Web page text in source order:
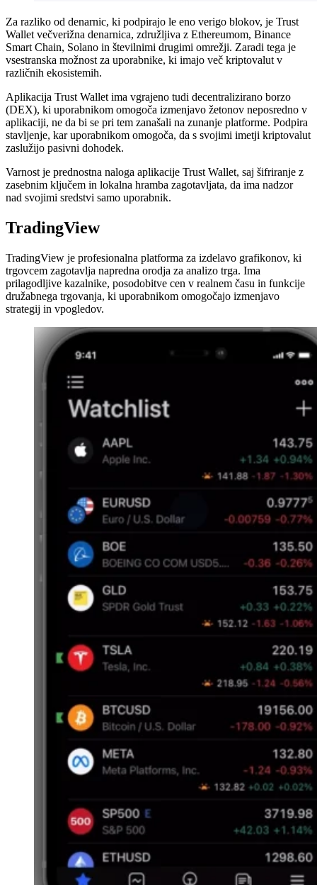
Za razliko od denarnic, ki podpirajo le eno verigo blokov, je Trust
Wallet večverižna denarnica, združljiva z Ethereumom, Binance
Smart Chain, Solano in številnimi drugimi omrežji. Zaradi tega je
vsestranska možnost za uporabnike, ki imajo več kriptovalut v
različnih ekosistemih.
Aplikacija Trust Wallet ima vgrajeno tudi decentralizirano borzo
(DEX), ki uporabnikom omogoča izmenjavo žetonov neposredno v
aplikaciji, ne da bi se pri tem zanašali na zunanje platforme. Podpira
stavljenje, kar uporabnikom omogoča, da s svojimi imetji kriptovalut
zaslužijo pasivni dohodek.
Varnost je prednostna naloga aplikacije Trust Wallet, saj šifriranje z
zasebnim ključem in lokalna hramba zagotavljata, da ima nadzor
nad svojimi sredstvi samo uporabnik.
TradingView
TradingView je profesionalna platforma za izdelavo grafikonov, ki
trgovcem zagotavlja napredna orodja za analizo trga. Ima
prilagodljive kazalnike, posodobitve cen v realnem času in funkcije
družabnega trgovanja, ki uporabnikom omogočajo izmenjavo
strategij in vpogledov.